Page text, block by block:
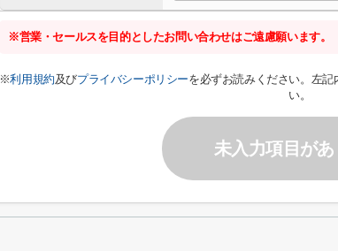
※営業・セールスを目的としたお問い合わせはご遠慮願います。
※利用規約及びプライバシーポリシーを必ずお読みください。左
い。
未入力項目が